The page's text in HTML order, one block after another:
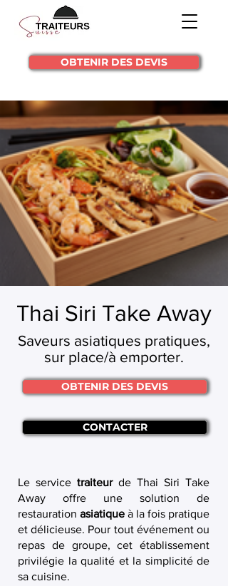
OBTENIR DES DEVIS
Thai Siri Take Away
Saveurs asiatiques pratiques,
sur place/à emporter.
OBTENIR DES DEVIS
CONTACTER
Le service traiteurde Thai Siri Take
Away offre une solution de
restauration asiatique à la fois pratique
et délicieuse. Pour tout événement ou
repas de groupe, cet établissement
privilégie la qualité et la simplicité de
sa cuisine.